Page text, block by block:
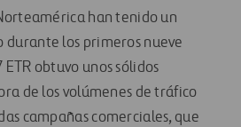
han tenido un
durante los primeros nueve
obtuvo unos sólidos
de los volúmenes de tráfico
campañas comerciales, que